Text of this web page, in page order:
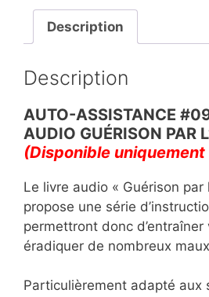
c
e
b
o
o
k
itt
er
at
s
A
p
p
l
g
Description
Description
AUTO-ASSISTANCE
AUDIO GUÉRISON PAR
(Disponible
Le livre audio « Guérison par
propose une série
permettront donc
éradiquer de nombreux
Particulièrement adapté aux